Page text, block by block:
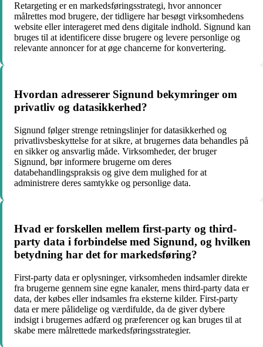
Retargeting er en markedsføringsstrategi, hvor annoncer
målrettes mod brugere, der tidligere har besøgt virksomhedens
website eller interageret med dens digitale indhold. Signund kan
bruges til at identificere disse brugere og levere personlige og
relevante annoncer for at øge chancerne for konvertering.
Hvordan adresserer Signund bekymringer om
privatliv og datasikkerhed?
Signund følger strenge retningslinjer for datasikkerhed og
privatlivsbeskyttelse for at sikre, at brugernes data behandles på
en sikker og ansvarlig måde. Virksomheder, der bruger
Signund, bør informere brugerne om deres
databehandlingspraksis og give dem mulighed for at
administrere deres samtykke og personlige data.
Hvad er forskellen mellem first-party og third-
party data i forbindelse med Signund, og hvilken
betydning har det for markedsføring?
First-party data er oplysninger, virksomheden indsamler direkte
fra brugerne gennem sine egne kanaler, mens third-party data er
data, der købes eller indsamles fra eksterne kilder. First-party
data er mere pålidelige og værdifulde, da de giver dybere
indsigt i brugernes adfærd og præferencer og kan bruges til at
skabe mere målrettede markedsføringsstrategier.